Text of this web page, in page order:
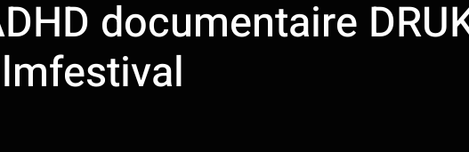
documentaire